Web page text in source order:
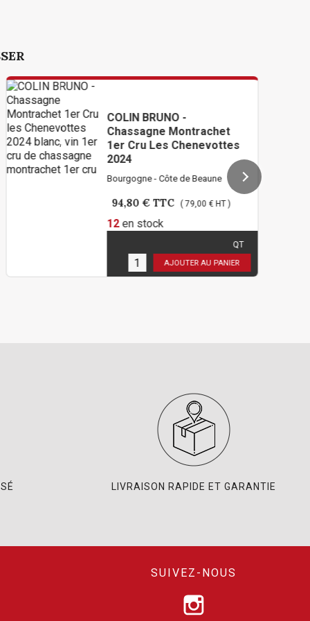
COLIN BRUNO -
Chassagne Montrachet
1er Cru Les Chenevottes
2024
Bourgogne - Côte de Beaune
( 79,00 € HT )
AJOUTER AU PANIER
LIVRAISON RAPIDE ET GARANTIE
SUIVEZ-NOUS